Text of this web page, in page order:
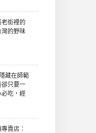
老街裡的
的野味
藏在師範
只要一
吃，經
賣店：